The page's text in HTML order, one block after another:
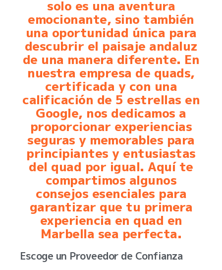
Quad
solo es una aventura
emocionante, sino también
una oportunidad única para
descubrir el paisaje andaluz
de una manera diferente. En
nuestra empresa de quads,
certificada y con una
calificación de 5 estrellas en
Google, nos dedicamos a
proporcionar experiencias
seguras y memorables para
principiantes y entusiastas
del quad por igual. Aquí te
compartimos algunos
consejos esenciales para
garantizar que tu primera
experiencia en quad en
Marbella sea perfecta.
Escoge un Proveedor de Confianza